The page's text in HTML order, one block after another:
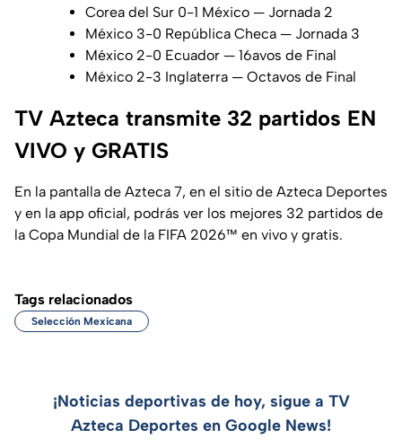
Corea del Sur 0-1 México — Jornada 2
México 3-0 República Checa — Jornada 3
México 2-0 Ecuador — 16avos de Final
México 2-3 Inglaterra — Octavos de Final
TV Azteca transmite 32 partidos EN
VIVO y GRATIS
En la pantalla de Azteca 7, en el sitio de Azteca Deportes
y en la app oficial, podrás ver los mejores 32 partidos de
la Copa Mundial de la FIFA 2026™ en vivo y gratis.
Tags relacionados
Selección Mexicana
¡Noticias deportivas de hoy, sigue a TV
Azteca Deportes en Google News!